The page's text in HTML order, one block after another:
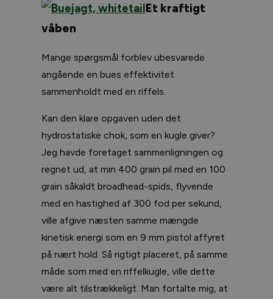
Et kraftigt
våben
Mange spørgsmål forblev ubesvarede
angående en bues effektivitet
sammenholdt med en riffels.
Kan den klare opgaven uden det
hydrostatiske chok, som en kugle giver?
Jeg havde foretaget sammenligningen og
regnet ud, at min 400 grain pil med en 100
grain såkaldt broadhead-spids, flyvende
med en hastighed af 300 fod per sekund,
ville afgive næsten samme mængde
kinetisk energi som en 9 mm pistol affyret
på nært hold. Så rigtigt placeret, på samme
måde som med en riffelkugle, ville dette
være alt tilstrækkeligt. Man fortalte mig, at